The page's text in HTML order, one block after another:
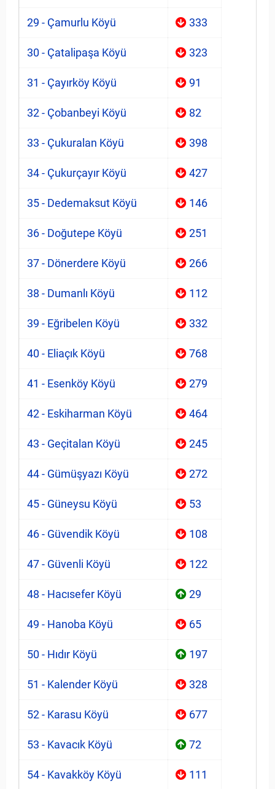
29 - Çamurlu Köyü 333
30 - Çatalipaşa Köyü 323
31 - Çayırköy Köyü 91
32 - Çobanbeyi Köyü 82
33 - Çukuralan Köyü 398
34 - Çukurçayır Köyü 427
35 - Dedemaksut Köyü 146
36 - Doğutepe Köyü 251
37 - Dönerdere Köyü 266
38 - Dumanlı Köyü 112
39 - Eğribelen Köyü 332
40 - Eliaçık Köyü 768
41 - Esenköy Köyü 279
42 - Eskiharman Köyü 464
43 - Geçitalan Köyü 245
44 - Gümüşyazı Köyü 272
45 - Güneysu Köyü 53
46 - Güvendik Köyü 108
47 - Güvenli Köyü 122
48 - Hacısefer Köyü 29
49 - Hanoba Köyü 65
50 - Hıdır Köyü 197
51 - Kalender Köyü 328
52 - Karasu Köyü 677
53 - Kavacık Köyü 72
54 - Kavakköy Köyü 111